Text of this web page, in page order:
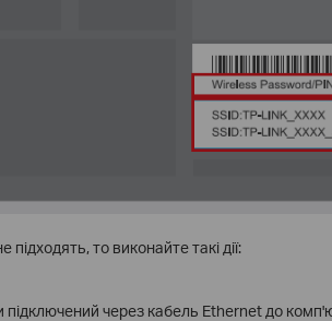
то виконайте такі дії:
через кабель Ethernet до